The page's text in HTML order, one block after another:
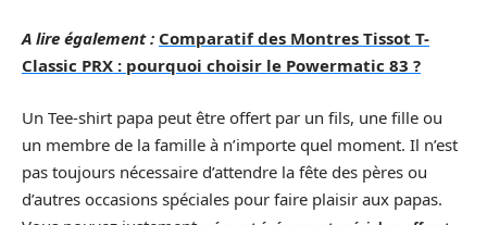
A lire également : Comparatif des Montres Tissot T-
Classic PRX : pourquoi choisir le Powermatic 83 ?
Un Tee-shirt papa peut être offert par un fils, une fille ou
un membre de la famille à n’importe quel moment. Il n’est
pas toujours nécessaire d’attendre la fête des pères ou
d’autres occasions spéciales pour faire plaisir aux papas.